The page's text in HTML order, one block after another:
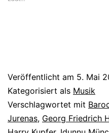
Veröffentlicht am 5. Mai
Kategorisiert als Musik
Verschlagwortet mit
Jurenas, Georg Friedrich